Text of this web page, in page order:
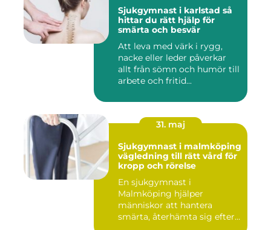
Sjukgymnast i karlstad så
hittar du rätt hjälp för
smärta och besvär
Att leva med värk i rygg,
nacke eller leder påverkar
allt från sömn och humör till
arbete och fritid...
31. maj
Sjukgymnast i malmköping
vägledning till rätt vård för
kropp och rörelse
En sjukgymnast i
Malmköping hjälper
människor att hantera
smärta, återhämta sig efter